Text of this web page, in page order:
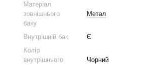
Матеріал
зовнішнього
баку
Метал
Внутрішній бак
Є
Колір
внутрішнього
Чорний